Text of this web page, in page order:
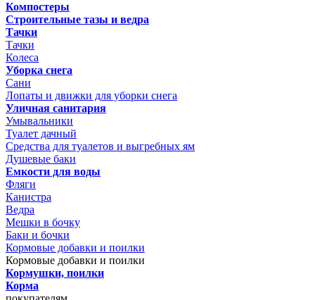
Компостеры
Строительные тазы и ведра
Тачки
Тачки
Колеса
Уборка снега
Сани
Лопаты и движки для уборки снега
Уличная санитария
Умывальники
Туалет дачный
Средства для туалетов и выгребных ям
Душевые баки
Емкости для воды
Фляги
Канистра
Ведра
Мешки в бочку
Баки и бочки
Кормовые добавки и поилки
Кормовые добавки и поилки
Кормушки, поилки
Корма